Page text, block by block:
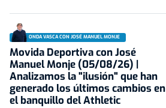
ONDA VASCA CON JOSÉ MANUEL MONJE
Movida Deportiva con José
Manuel Monje (05/08/26) |
Analizamos la "ilusión" que han
generado los últimos cambios en
el banquillo del Athletic